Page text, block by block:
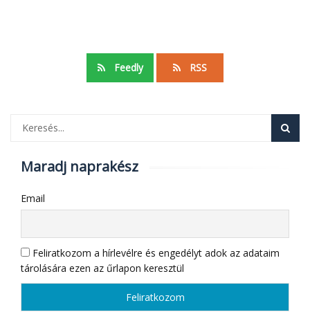
Feedly RSS
Maradj naprakész
Email
Feliratkozom a hírlevélre és engedélyt adok az adataim
tárolására ezen az űrlapon keresztül